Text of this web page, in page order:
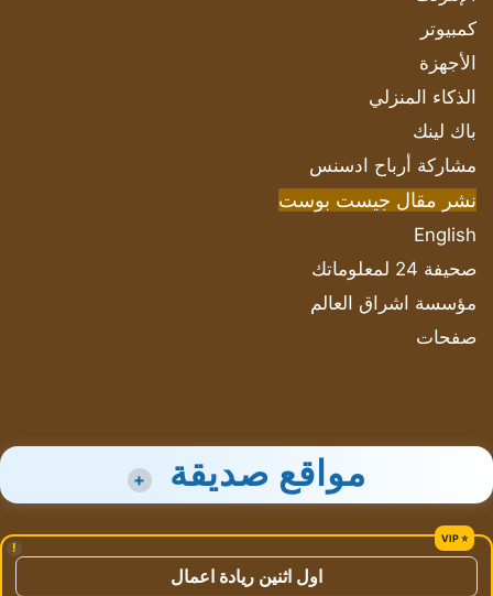
كمبيوتر
الأجهزة
الذكاء المنزلي
باك لينك
مشاركة أرباح ادسنس
نشر مقال جيست بوست
English
صحيفة 24 لمعلوماتك
مؤسسة اشراق العالم
صفحات
مواقع صديقة +
!
اول اثنين ريادة اعمال